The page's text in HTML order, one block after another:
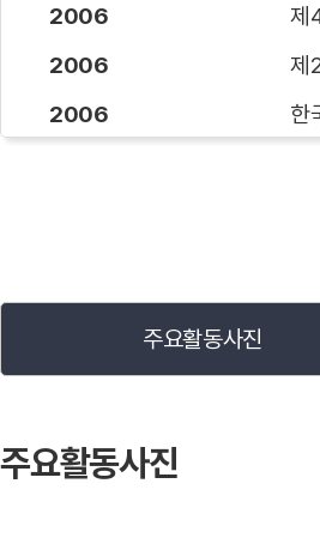
2006
제
2006
제
2006
한
주요 작품 및 예술활동
<
주요활동사진
주요활동사진